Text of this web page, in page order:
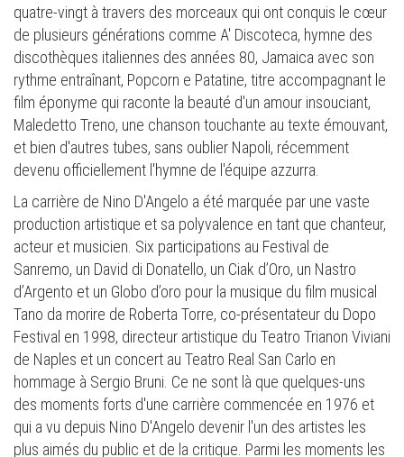
quatre-vingt à travers des morceaux qui ont conquis le cœur
de plusieurs générations comme A' Discoteca, hymne des
discothèques italiennes des années 80, Jamaica avec son
rythme entraînant, Popcorn e Patatine, titre accompagnant le
film éponyme qui raconte la beauté d'un amour insouciant,
Maledetto Treno, une chanson touchante au texte émouvant,
et bien d'autres tubes, sans oublier Napoli, récemment
devenu officiellement l'hymne de l'équipe azzurra.
La carrière de Nino D'Angelo a été marquée par une vaste
production artistique et sa polyvalence en tant que chanteur,
acteur et musicien. Six participations au Festival de
Sanremo, un David di Donatello, un Ciak d’Oro, un Nastro
d’Argento et un Globo d’oro pour la musique du film musical
Tano da morire de Roberta Torre, co-présentateur du Dopo
Festival en 1998, directeur artistique du Teatro Trianon Viviani
de Naples et un concert au Teatro Real San Carlo en
hommage à Sergio Bruni. Ce ne sont là que quelques-uns
des moments forts d'une carrière commencée en 1976 et
qui a vu depuis Nino D'Angelo devenir l'un des artistes les
plus aimés du public et de la critique. Parmi les moments les